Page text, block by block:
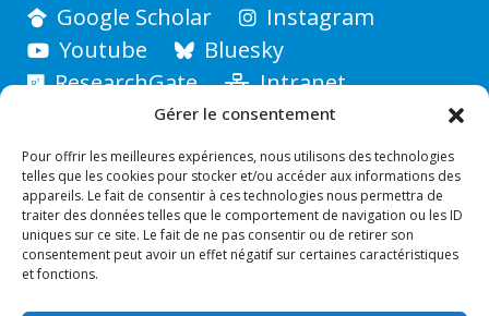
Gérer le consentement
Pour offrir les meilleures expériences, nous utilisons des technologies
telles que les cookies pour stocker et/ou accéder aux informations des
appareils. Le fait de consentir à ces technologies nous permettra de
traiter des données telles que le comportement de navigation ou les ID
uniques sur ce site. Le fait de ne pas consentir ou de retirer son
consentement peut avoir un effet négatif sur certaines caractéristiques
et fonctions.
Google Scholar
Instagram
Youtube
Bluesky
ResearchGate
Intranet